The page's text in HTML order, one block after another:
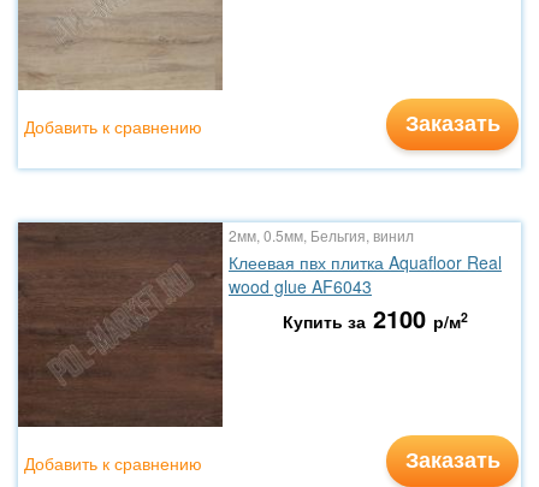
Заказать
Добавить к сравнению
2мм, 0.5мм, Бельгия, винил
Клеевая пвх плитка Aquafloor Real
wood glue AF6043
Купить за 2100 р/м2
Заказать
Добавить к сравнению